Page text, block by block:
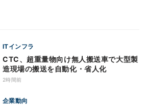
ITインフラ
CTC、超重量物向け無人搬送車で大型製
造現場の搬送を自動化・省人化
2時間前
企業動向